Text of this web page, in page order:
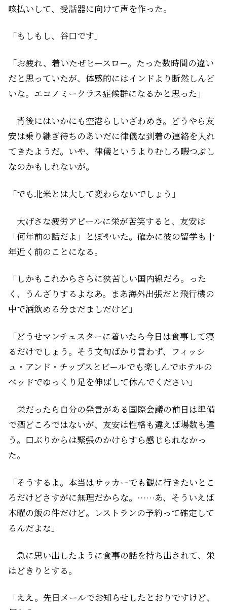
咳払いして、受話器に向けて声を作った。
「もしもし、谷口です」
「お疲れ、着いたぜヒースロー。たった数時間の違い
だと思っていたが、体感的にはインドより断然しんど
いな。エコノミークラス症候群になるかと思った」
背後にはいかにも空港らしいざわめき。どうやら友
安は乗り継ぎ待ちのあいだに律儀な到着の連絡を入れ
てきたようだ。いや、律儀というよりむしろ暇つぶし
なのかもしれないが。
「でも北米とは大して変わらないでしょう」
大げさな疲労アピールに栄が苦笑すると、友安は
「何年前の話だよ」とぼやいた。確かに彼の留学も十
年近く前のことになる。
「しかもこれからさらに狭苦しい国内線だろ。った
く、うんざりするよなあ。まあ海外出張だと飛行機の
中で酒飲める分まだましだけど」
「どうせマンチェスターに着いたら今日は食事して寝
るだけでしょう。そう文句ばかり言わず、フィッシ
ュ・アンド・チップスとビールでも楽しんでホテルの
ベッドでゆっくり足を伸ばして休んでください」
栄だったら自分の発言がある国際会議の前日は準備
で酒どころではないが、友安は性格も違えば場数も違
う。口ぶりからは緊張のかけらすら感じられなかっ
た。
「そうするよ。本当はサッカーでも観に行きたいとこ
ろだけどさすがに無理だからな。……あ、そういえば
木曜の飯の件だけど。レストランの予約って確定して
るんだよな」
急に思い出したように食事の話を持ち出されて、栄
はどきりとする。
「ええ。先日メールでお知らせしたとおりですけど、